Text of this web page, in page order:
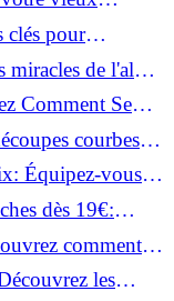
clés pour
miracles de l'aloe
Comment Se
courbes
Équipez-vous
dès 19€:
comment
les